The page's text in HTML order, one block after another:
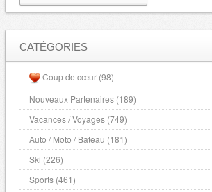
CATÉGORIES
Coup de cœur (98)
Nouveaux Partenaires (189)
Vacances / Voyages (749)
Auto / Moto / Bateau (181)
Ski (226)
Sports (461)